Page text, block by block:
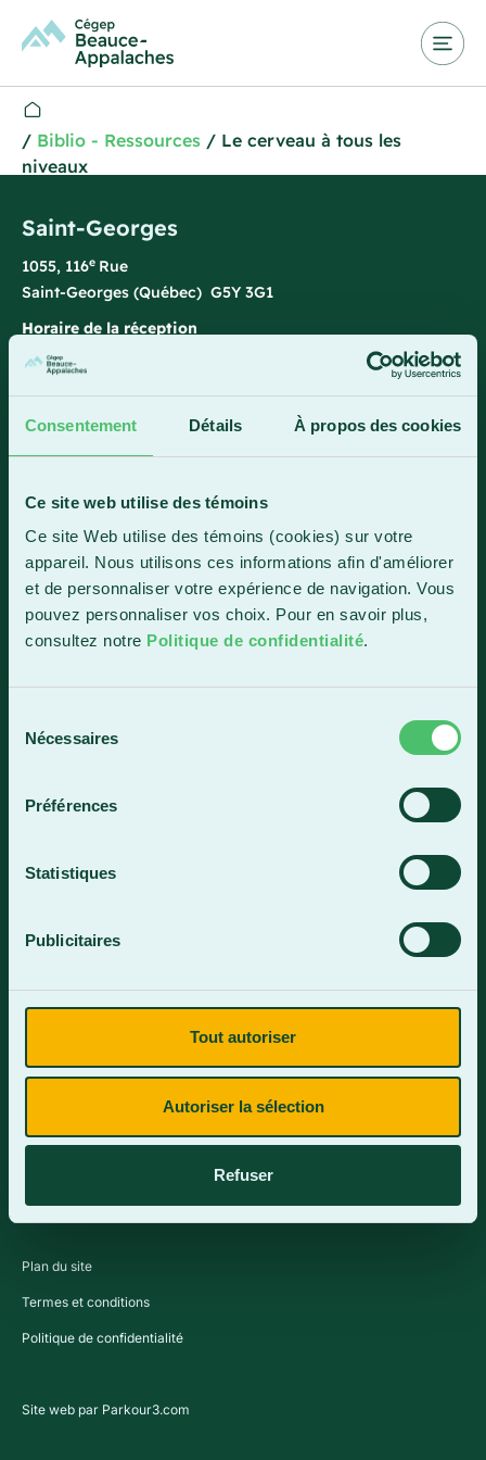
Consentement Détails À propos des cookies
Ce site web utilise des témoins
Ce site Web utilise des témoins (cookies) sur votre
appareil. Nous utilisons ces informations afin d'améliorer
et de personnaliser votre expérience de navigation. Vous
pouvez personnaliser vos choix. Pour en savoir plus,
consultez notre Politique de confidentialité.
Nécessaires
Préférences
Statistiques
Publicitaires
Tout autoriser
Autoriser la sélection
Refuser
/ Biblio - Ressources / Le cerveau à tous les
niveaux
Saint-Georges
1055, 116e Rue
Saint-Georges (Québec) G5Y 3G1
Horaire de la réception
Lundi-vendredi : 7 h 45 à 15 h 45
1 800 893-5111
Sainte-Marie
Sainte-Marie (Québec) G6E 0R1
Horaire de la réception
Lundi-vendredi : 7 h 30 à 15 h 30
4409, rue Dollard
Lundi-vendredi : 8 h à 16 h
Contactez-nous
Plan du site
Termes et conditions
Politique de confidentialité
Site web par Parkour3.com